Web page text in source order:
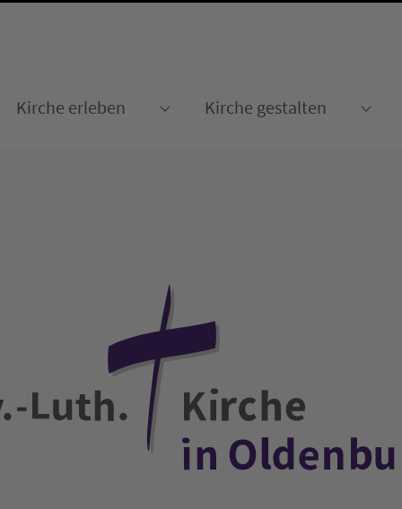
Kirche erleben
Kirche gestalten